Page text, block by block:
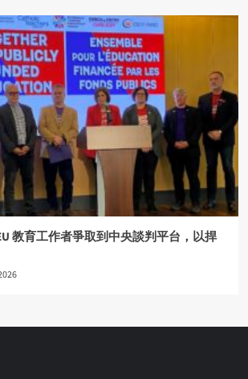
教育工作者爭取到中央談判平台，以捍